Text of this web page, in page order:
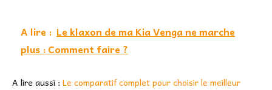
A lire : Le klaxon de ma Kia Venga ne marche
plus : Comment faire ?
A lire aussi : Le comparatif complet pour choisir le meilleur